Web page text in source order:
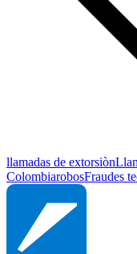
llamadas de extorsiòn
ColombiarobosFraudes